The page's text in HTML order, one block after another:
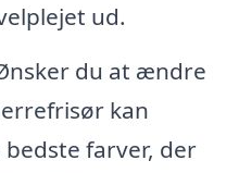
ud.
du at ændre
kan
farver, der